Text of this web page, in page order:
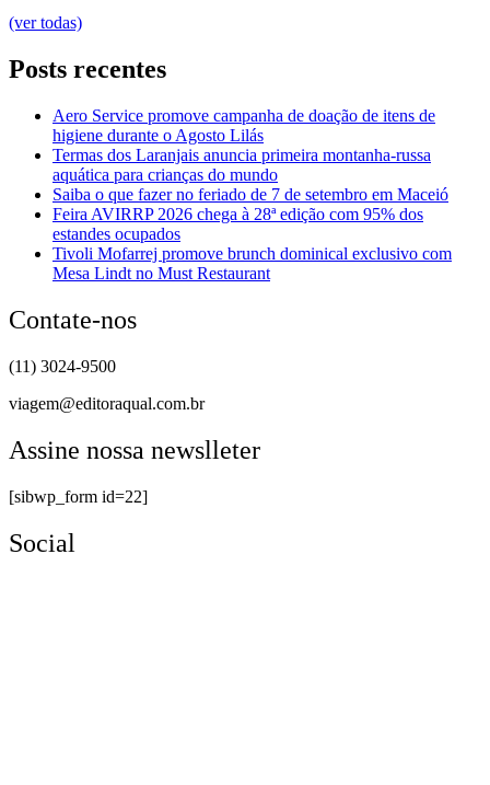
(ver todas)
Posts recentes
Aero Service promove campanha de doação de itens de
higiene durante o Agosto Lilás
Termas dos Laranjais anuncia primeira montanha-russa
aquática para crianças do mundo
Saiba o que fazer no feriado de 7 de setembro em Maceió
Feira AVIRRP 2026 chega à 28ª edição com 95% dos
estandes ocupados
Tivoli Mofarrej promove brunch dominical exclusivo com
Mesa Lindt no Must Restaurant
Contate-nos
(11) 3024-9500
viagem@editoraqual.com.br
Assine nossa newslleter
[sibwp_form id=22]
Social